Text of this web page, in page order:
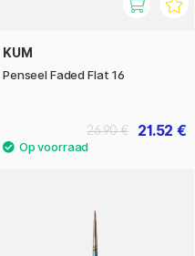
KUM
Penseel Faded Flat 16
21.52 €
26.90 €